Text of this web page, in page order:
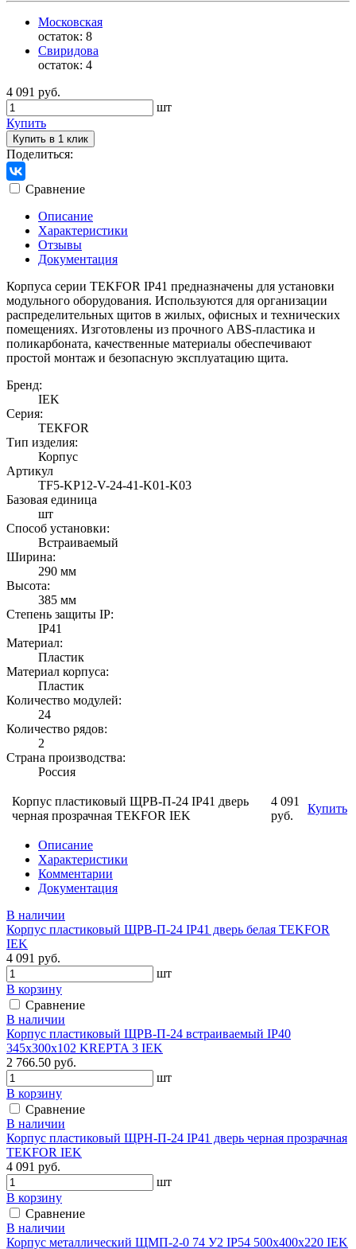
Московская
остаток: 8
Свиридова
остаток: 4
4 091 руб.
шт
Купить
Купить в 1 клик
Поделиться:
Сравнение
Описание
Характеристики
Отзывы
Документация
Корпуса серии TEKFOR IP41 предназначены для установки
модульного оборудования. Используются для организации
распределительных щитов в жилых, офисных и технических
помещениях. Изготовлены из прочного ABS-пластика и
поликарбоната, качественные материалы обеспечивают
простой монтаж и безопасную эксплуатацию щита.
Бренд:
IEK
Серия:
TEKFOR
Тип изделия:
Корпус
Артикул
TF5-KP12-V-24-41-K01-K03
Базовая единица
шт
Способ установки:
Встраиваемый
Ширина:
290 мм
Высота:
385 мм
Степень защиты IP:
IP41
Материал:
Пластик
Материал корпуса:
Пластик
Количество модулей:
24
Количество рядов:
2
Страна производства:
Россия
Корпус пластиковый ЩРВ-П-24 IP41 дверь
черная прозрачная TEKFOR IEK
4 091
руб.
Купить
Описание
Характеристики
Комментарии
Документация
В наличии
Корпус пластиковый ЩРВ-П-24 IP41 дверь белая TEKFOR
IEK
4 091 руб.
шт
В корзину
Сравнение
В наличии
Корпус пластиковый ЩРВ-П-24 встраиваемый IP40
345х300х102 KREPTA 3 IEK
2 766.50 руб.
шт
В корзину
Сравнение
В наличии
Корпус пластиковый ЩРН-П-24 IP41 дверь черная прозрачная
TEKFOR IEK
4 091 руб.
шт
В корзину
Сравнение
В наличии
Корпус металлический ЩМП-2-0 74 У2 IP54 500х400х220 IEK